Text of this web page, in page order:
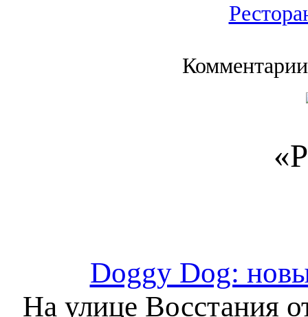
Doggy Dog:
На улице Восстания